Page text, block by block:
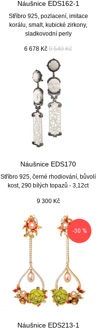
Náušnice EDS162-1
Stříbro 925, pozlacení, imitace
korálu, smalt, kubické zirkony,
sladkovodní perly
6 678 Kč 9 540 Kč
Náušnice EDS170
Stříbro 925, černé rhodiování, bůvolí
kost, 290 bílých topazů - 3,12ct
9 300 Kč
-30 %
Náušnice EDS213-1